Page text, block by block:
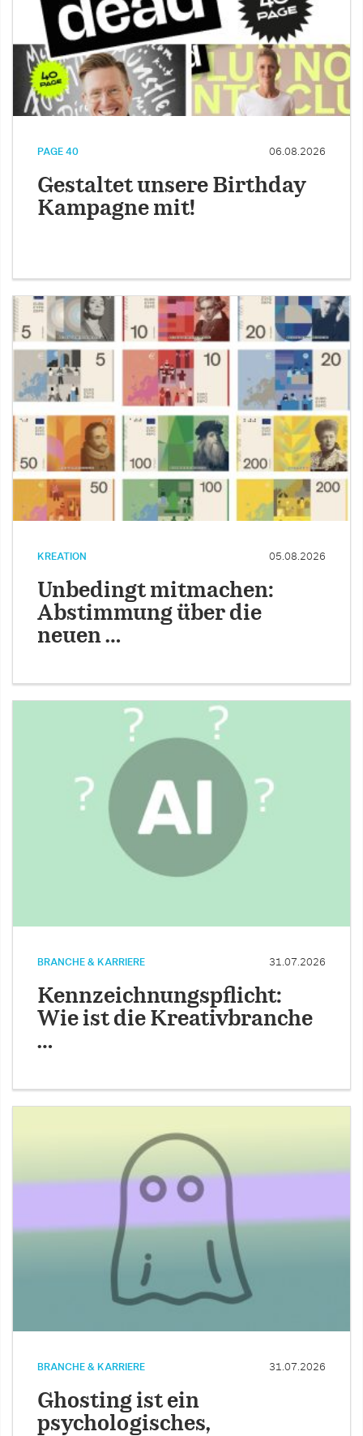
PAGE 40 06.08.2026
Gestaltet unsere Birthday
Kampagne mit!
KREATION 05.08.2026
Unbedingt mitmachen:
Abstimmung über die
neuen …
BRANCHE & KARRIERE 31.07.2026
Kennzeichnungspflicht:
Wie ist die Kreativbranche
…
BRANCHE & KARRIERE 31.07.2026
Ghosting ist ein
psychologisches,